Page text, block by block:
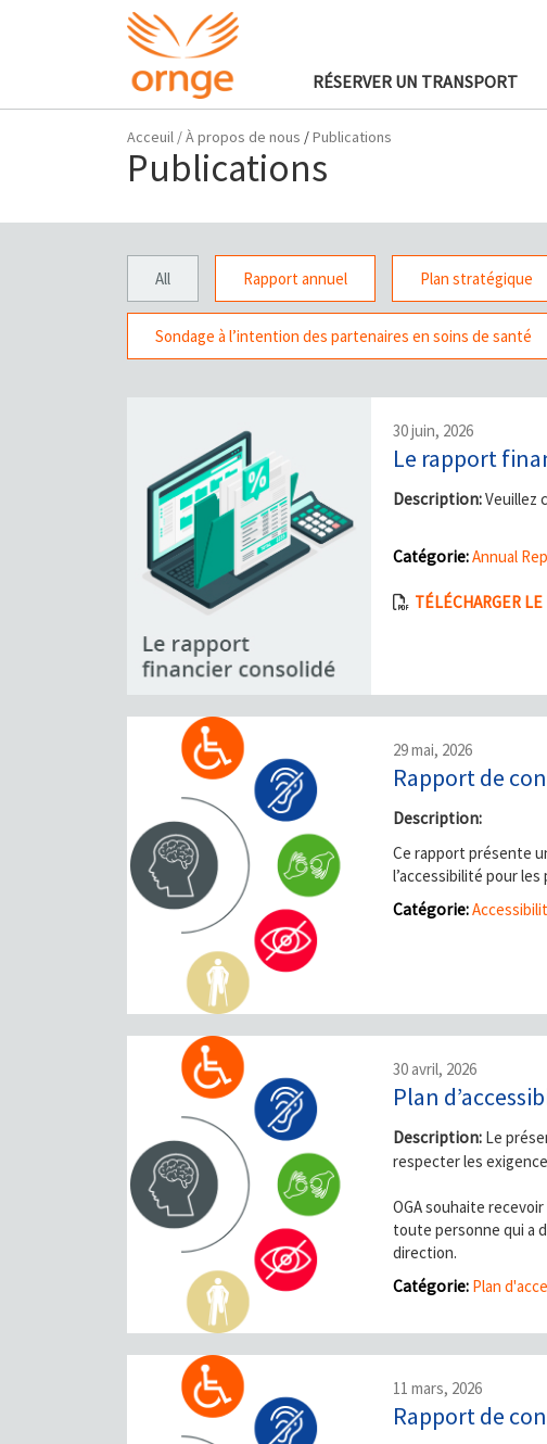
RÉSERVER UN TRANSPORT
Acceuil /À propos de nous /Publications
Publications
All Rapport annuel Plan stratégique
Sondage à l’intention des partenaires en soins de santé
30 juin, 2026
Le rapport
Description:Veuillez
Catégorie:Annual
TÉLÉCHARGER LE
29 mai, 2026
Rapport de
Description:
Ce rapport présente
l’accessibilité pour les
Catégorie:
30 avril, 2026
Plan
Description: Le
respecter les
OGA souhaite
toute personne qui a
direction.
Catégorie: Plan
11 mars, 2026
Rapport de